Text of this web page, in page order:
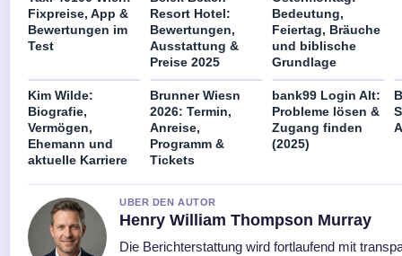
Fixpreise, App &
Bewertungen im
Test
Resort Hotel:
Bewertungen,
Ausstattung &
Preise 2025
Bedeutung,
Feiertag, Bräuche
und biblische
Grundlage
Kim Wilde:
Biografie,
Vermögen,
Ehemann und
aktuelle Karriere
Brunner Wiesn
2026: Termin,
Anreise,
Programm &
Tickets
bank99 Login Alt:
Probleme lösen &
Zugang finden
(2025)
UBER DEN AUTOR
Henry William Thompson Murray
Die Berichterstattung wird fortlaufend mit